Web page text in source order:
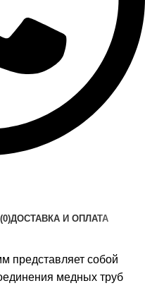
ДОСТАВКА И ОПЛАТА
представляет собой
медных труб